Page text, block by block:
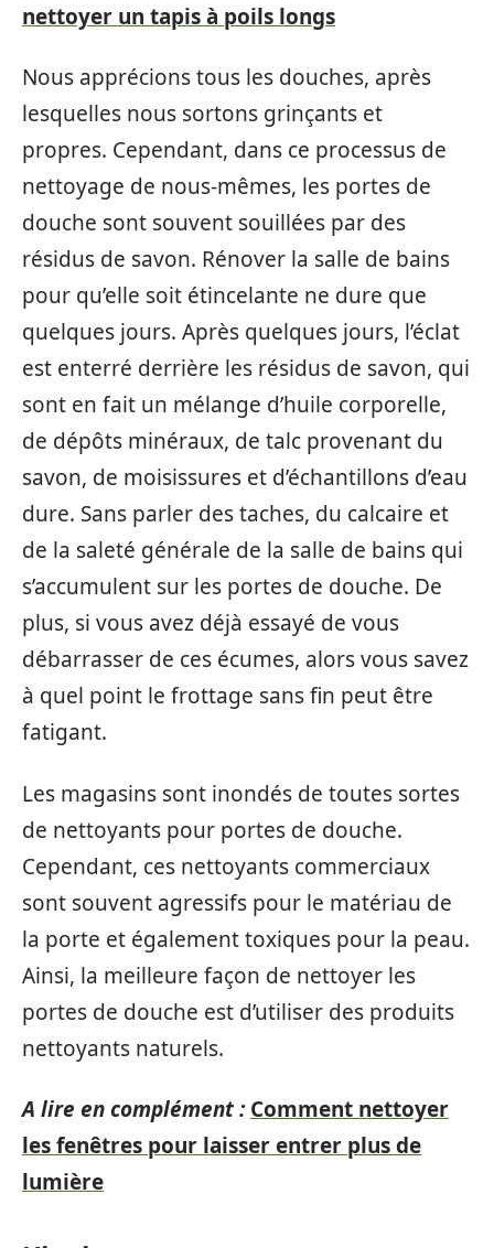
nettoyer un tapis à poils longs
Nous apprécions tous les douches, après
lesquelles nous sortons grinçants et
propres. Cependant, dans ce processus de
nettoyage de nous-mêmes, les portes de
douche sont souvent souillées par des
résidus de savon. Rénover la salle de bains
pour qu’elle soit étincelante ne dure que
quelques jours. Après quelques jours, l’éclat
est enterré derrière les résidus de savon, qui
sont en fait un mélange d’huile corporelle,
de dépôts minéraux, de talc provenant du
savon, de moisissures et d’échantillons d’eau
dure. Sans parler des taches, du calcaire et
de la saleté générale de la salle de bains qui
s’accumulent sur les portes de douche. De
plus, si vous avez déjà essayé de vous
débarrasser de ces écumes, alors vous savez
à quel point le frottage sans fin peut être
fatigant.
Les magasins sont inondés de toutes sortes
de nettoyants pour portes de douche.
Cependant, ces nettoyants commerciaux
sont souvent agressifs pour le matériau de
la porte et également toxiques pour la peau.
Ainsi, la meilleure façon de nettoyer les
portes de douche est d’utiliser des produits
nettoyants naturels.
A lire en complément : Comment nettoyer
les fenêtres pour laisser entrer plus de
lumière